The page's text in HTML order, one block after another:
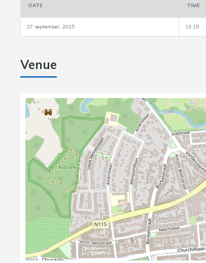
DATE TIME
27 september, 2025 13:15
Venue